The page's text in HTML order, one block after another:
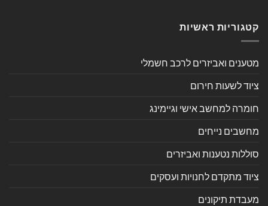
קטגוריות ראשיות
מטענים ואביזרים לרכב חשמלי
ציוד לשעות חירום
חומרה למחשב אישי וגיימינג
מחשבים נייחים
סוללות נטענות ואביזרים
ציוד מתקדם לחנויות ועסקים
מעבדת תיקונים